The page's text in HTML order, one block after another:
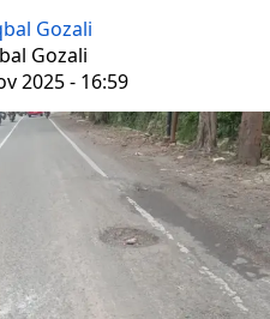
Gozali
Gozali
2025 - 16:59